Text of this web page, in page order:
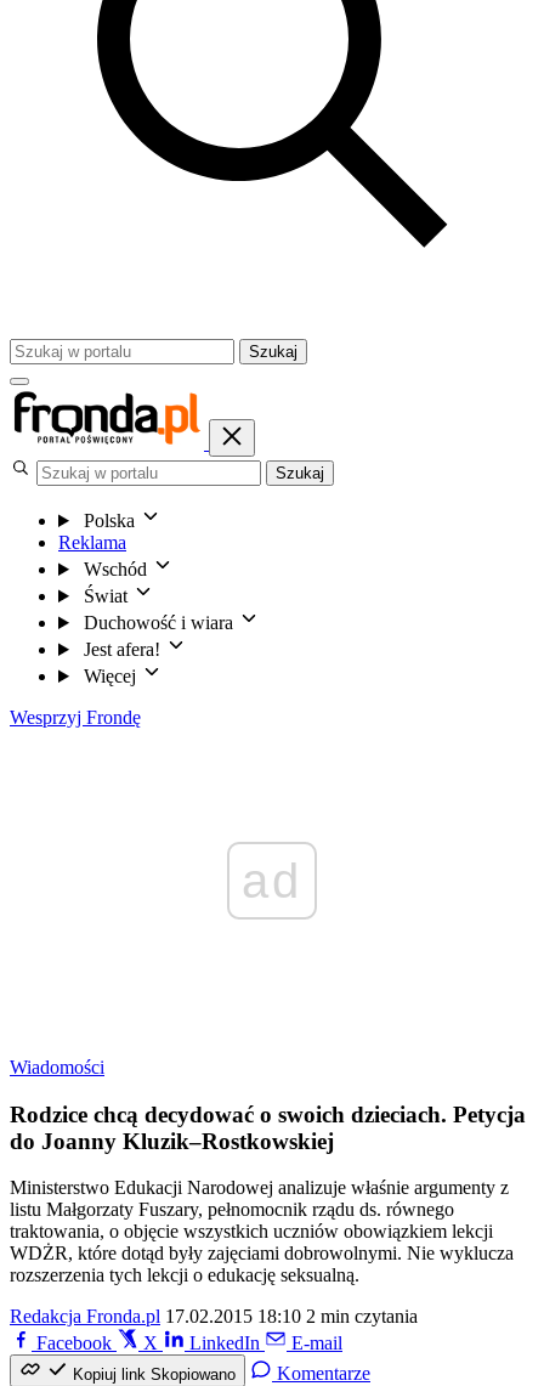
Szukaj
Szukaj
Polska
Reklama
Wschód
Świat
Duchowość i wiara
Jest afera!
Więcej
Wesprzyj Frondę
ad
Wiadomości
Rodzice chcą decydować o swoich dzieciach. Petycja
do Joanny Kluzik–Rostkowskiej
Ministerstwo Edukacji Narodowej analizuje właśnie argumenty z
listu Małgorzaty Fuszary, pełnomocnik rządu ds. równego
traktowania, o objęcie wszystkich uczniów obowiązkiem lekcji
WDŻR, które dotąd były zajęciami dobrowolnymi. Nie wyklucza
rozszerzenia tych lekcji o edukację seksualną.
Redakcja Fronda.pl 17.02.2015 18:10 2 min czytania
Facebook
X LinkedIn E-mail
Kopiuj link Skopiowano Komentarze